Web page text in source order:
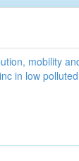
mobility
in low